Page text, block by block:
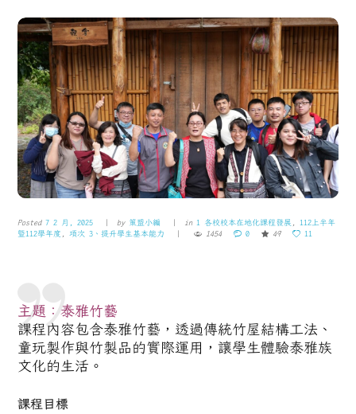
Posted7 2 月, 2025 by 策盟小編 in 1 各校校本在地化課程發展
112上半年
暨112學年度
,項次 3、提升學生基本能力 1454 0 49 11
主題：泰雅竹藝
課程內容包含泰雅竹藝 ，透過傳統竹屋結構工法、
童玩製作與竹製品的實際運用，讓學生體驗泰雅族
文化的生活 。
課程目標